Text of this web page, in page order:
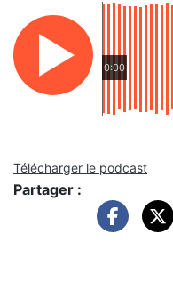
0:00
Télécharger le podcast
Partager :